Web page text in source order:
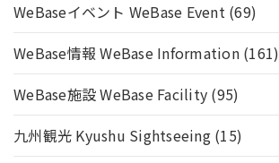
WeBaseイベント WeBase Event(69)
WeBase情報 WeBase Information(161)
WeBase施設 WeBase Facility (95)
九州観光 Kyushu Sightseeing(15)